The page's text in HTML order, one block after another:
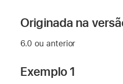
Originada na
6.0 ou anterior
Exemplo 1